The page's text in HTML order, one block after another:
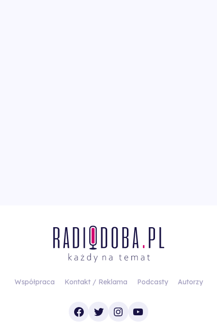
Współpraca Kontakt / Reklama Podcasty Autorzy
Facebook
TwitterInstagram
YouTube